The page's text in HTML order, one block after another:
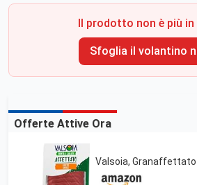
Il prodotto non è più
Sfoglia il volantino
Offerte Attive Ora
Valsoia, Granaffettato